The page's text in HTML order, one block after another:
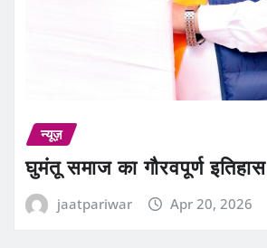
न्यूज़
घुमंतू समाज का गौरवपूर्ण इतिहास
jaatpariwar Apr 20, 2026